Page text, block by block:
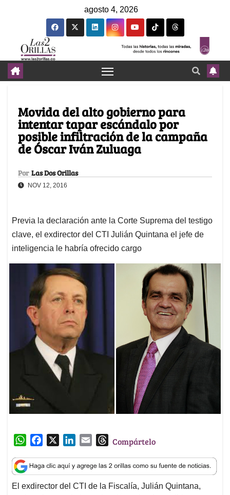
agosto 4, 2026
Movida del alto gobierno para
intentar tapar escándalo por
posible infiltración de la campaña
de Óscar Iván Zuluaga
Por Las Dos Orillas
NOV 12, 2016
Previa la declaración ante la Corte Suprema del testigo
clave, el exdirector del CTI Julián Quintana el jefe de
inteligencia le habría ofrecido cargo
W
a
t
s
c
e
b
n
k
e
a
i
l
T
r
e
a
Compártelo
El exdirector del CTI de la Fiscalía, Julián Quintana,